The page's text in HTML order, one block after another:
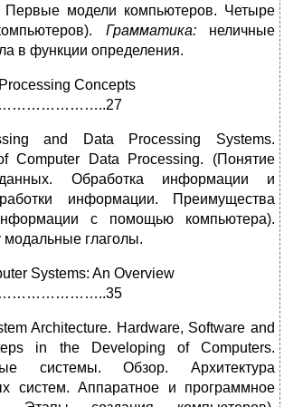
Первые модели компьютеров. Четыре
Грамматика: неличные
в функции опре­деления.
Concepts
and Data Processing Systems.
Computer Data Processing. (Понятие
Обработка информации и
информации. Преимущества
с помощью компь­ютера).
модальные глаголы.
Systems: An Overview
Architecture. Hardware, Software and
in the Developing of Computers.
системы. Обзор. Архитектура
систем. Аппаратное и программное